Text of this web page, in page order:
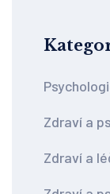
Zdraví a
Zdraví a